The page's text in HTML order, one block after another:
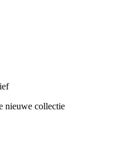
nieuwe collectie